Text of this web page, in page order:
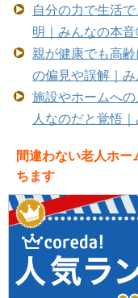
自分の力で生活
明｜みんなの本
親が健康でも高
の偏見や誤解｜
施設やホームへ
人なのだと覚悟
間違わない老人ホー
ちます